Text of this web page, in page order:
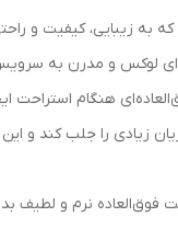
به زیبایی، کیفیت و
لوکس و مدرن به
هنگام استراحت
زیادی را جلب کند و
فوق‌العاده نرم و